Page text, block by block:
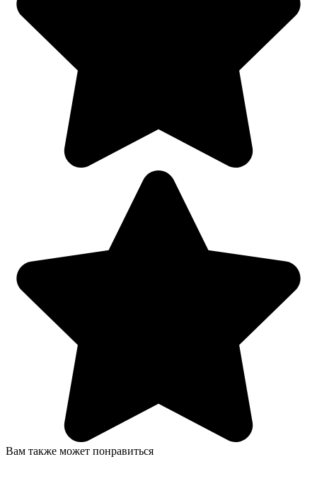
Вам также может понравиться